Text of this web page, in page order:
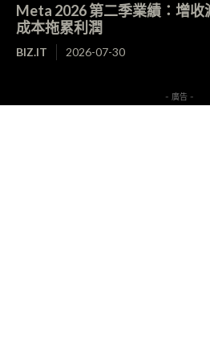
Meta 2026 第二季業績：增
成本拖累利潤
BIZ.IT 2026-07-30
- 廣告 -